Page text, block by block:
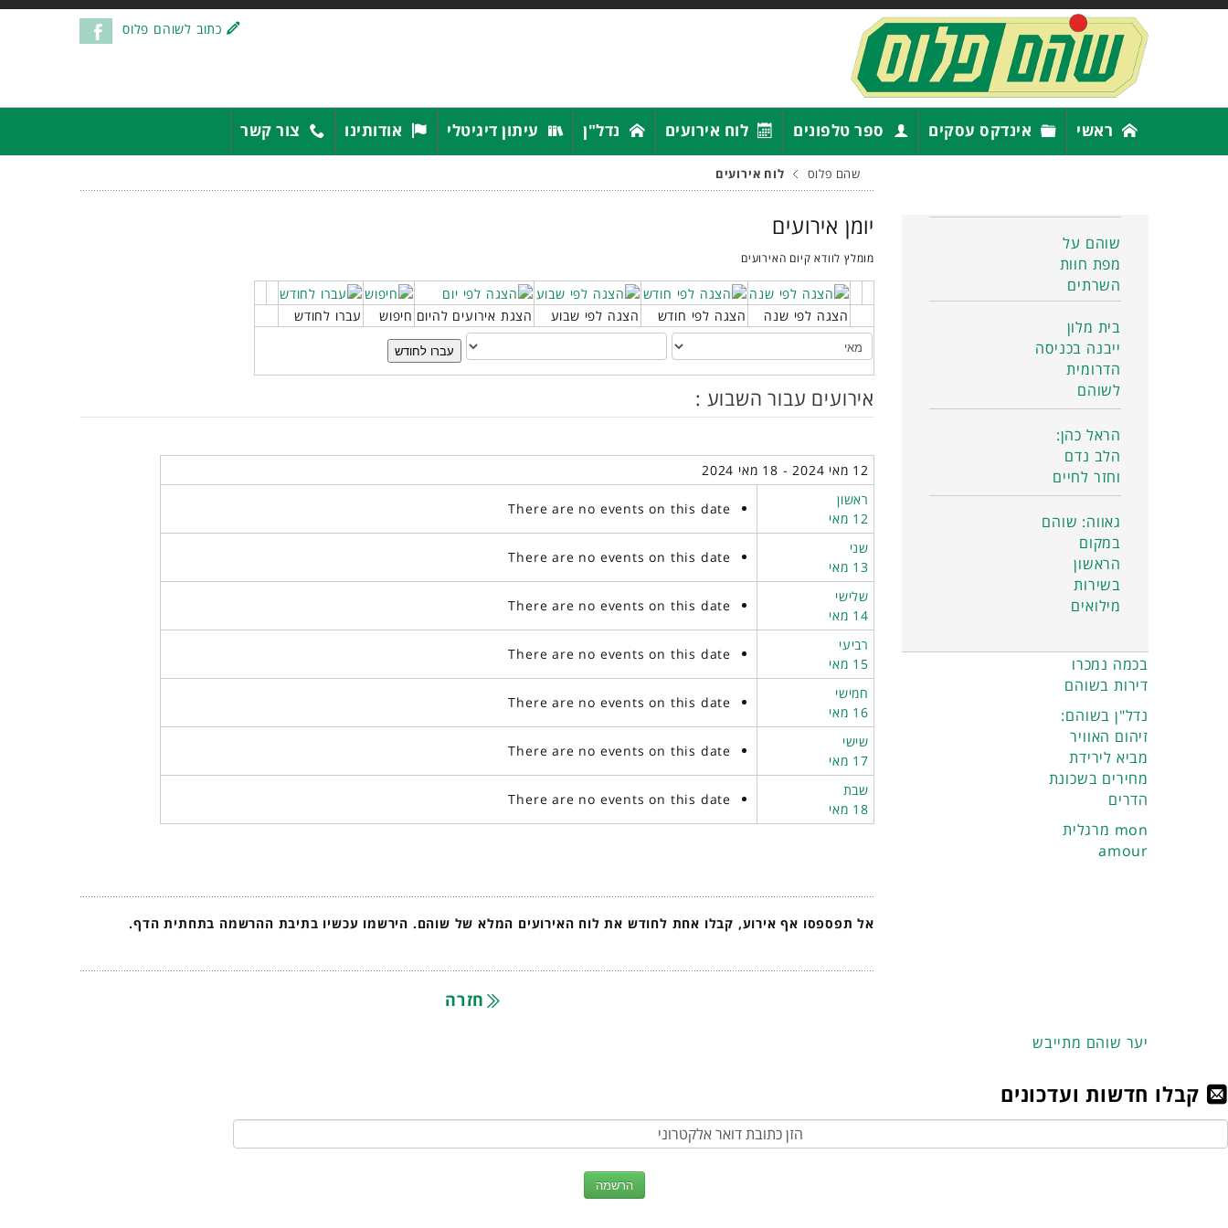
כתוב לשוהם פלוס
ראשי אינדקס עסקים ספר טלפונים לוח אירועים נדל"ן עיתון דיגיטלי אודותינו צור קשר
שהם פלוס לוח אירועים
יומן אירועים
מומלץ לוודא קיום האירועים
הצגה לפי שנה הצגה לפי חודש הצגה לפי שבוע הצגת אירועים להיום חיפוש
עברו לחודש
עברו לחודש
אירועים עבור השבוע :
12 מאי 2024 - 18 מאי 2024
ראשון
12 מאי
There are no events on this date
שני
13 מאי
There are no events on this date
שלישי
14 מאי
There are no events on this date
רביעי
15 מאי
There are no events on this date
חמישי
16 מאי
There are no events on this date
שישי
17 מאי
There are no events on this date
שבת
18 מאי
There are no events on this date
אל תפספסו אף אירוע, קבלו אחת לחודש את לוח האירועים המלא של שוהם. הירשמו עכשיו בתיבת ההרשמה בתחתית הדף.
חזרה
שוהם על
מפת חוות
השרתים
בית מלון
ייבנה בכניסה
הדרומית
לשוהם
הראל כהן:
הלב נדם
וחזר לחיים
גאווה: שוהם
במקום
הראשון
בשירות
מילואים
בכמה נמכרו
דירות בשוהם
נדל"ן בשוהם:
זיהום האוויר
מביא לירידת
מחירים בשכונת
הדרים
מרגלית mon
amour
יער שוהם מתייבש
קבלו חדשות ועדכונים